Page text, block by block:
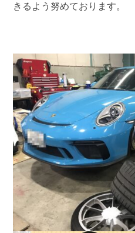
きるよう努めております。